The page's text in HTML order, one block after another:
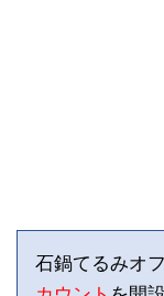
石鍋てるみオ